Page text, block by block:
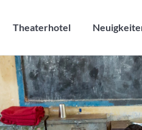
Theaterhotel
Theaterhotel